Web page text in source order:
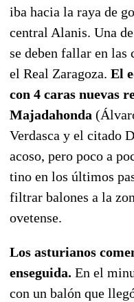
iba hacia la raya de
central Alanis. Una
se deben fallar en las
el Real Zaragoza. El
con 4 caras nuevas
Majadahonda
Verdasca y el citado
acoso, pero poco a
tino en los últimos
filtrar balones a la
ovetense.
Los asturianos
enseguida. En el
con un balón que